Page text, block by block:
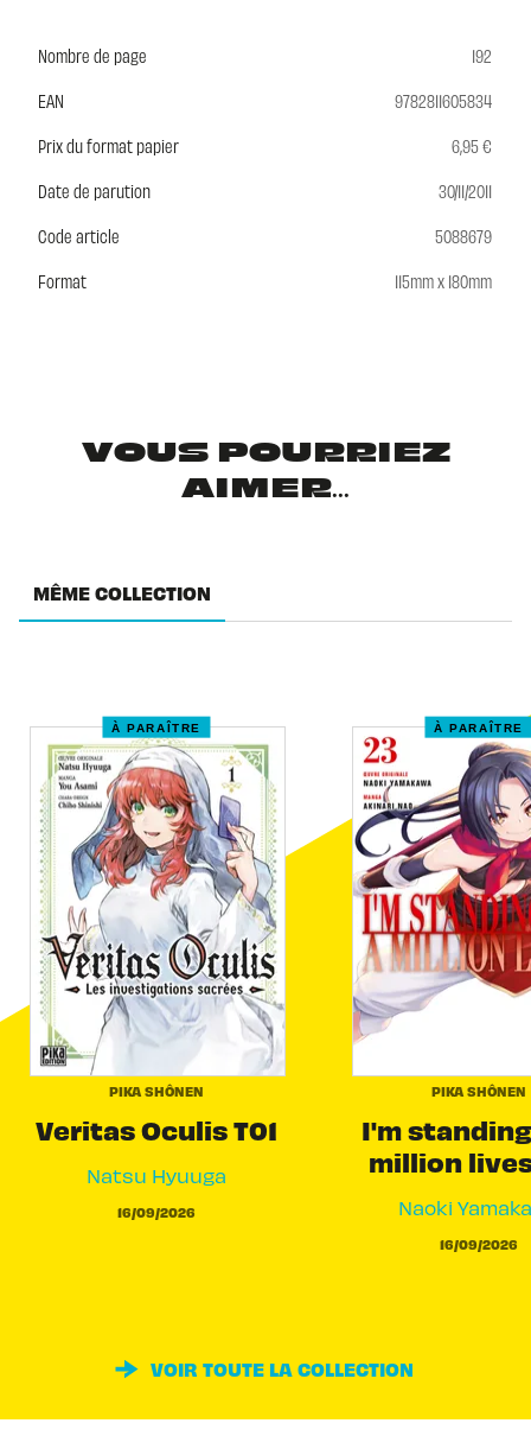
Nombre de page
192
EAN
9782811605834
Prix du format papier
6,95 €
Date de parution
30/11/2011
Code article
5088679
Format
115mm x 180mm
VOUS POURRIEZ
AIMER...
MÊME COLLECTION
À PARAÎTRE
PIKA SHÔNEN
Veritas Oculis T01
Natsu Hyuuga
16/09/2026
À PARAÎTRE
PIKA SHÔNEN
I'm
million
Naoki
16/09/2026
VOIR TOUTE LA COLLECTION